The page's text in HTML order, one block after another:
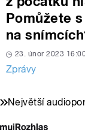
Pomůžete
na
23. únor 2023
Zprávy
Největší